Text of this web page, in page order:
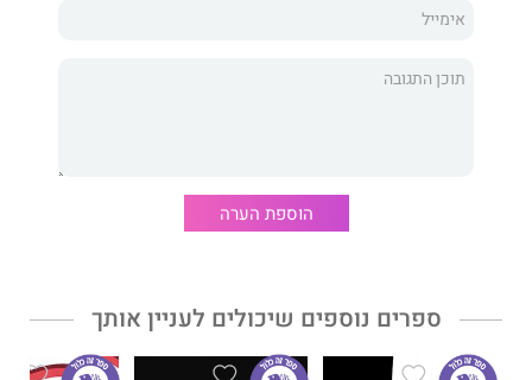
מתגוררת בעכו, נשואה ואימא לשני ילדים.
זהו ספרה הראשון.
הוספת הערה
ספרים נוספים שיכולים לעניין אותך